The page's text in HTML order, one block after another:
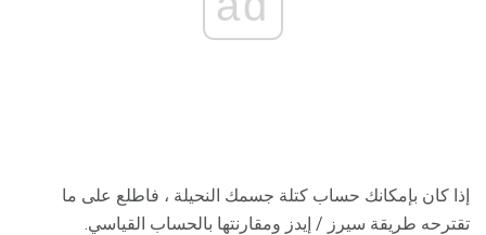
إذا كان بإمكانك حساب كتلة جسمك النحيلة ، فاطلع على ما
تقترحه طريقة سيرز / إيدز ومقارنتها بالحساب القياسي.